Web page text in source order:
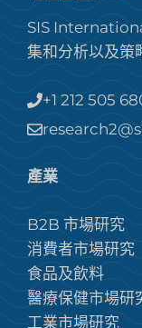
SIS
集和分析以及策
+1 212 505
產業
B2B 市場研究
消費者市場研究
食品及飲料
醫療保健市場研
工業市場研究